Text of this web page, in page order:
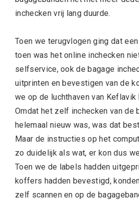
inchecken vrij lang duurde.
Toen we terugvlogen ging dat
toen was het online inchecken
selfservice, ook de bagage
uitprinten en bevestigen van de
we op de luchthaven van
Omdat het zelf inchecken van de
helemaal nieuw was, was dat
Maar de instructies op het
zo duidelijk als wat, er kon dus
Toen we de labels hadden
koffers hadden bevestigd,
zelf scannen en op de